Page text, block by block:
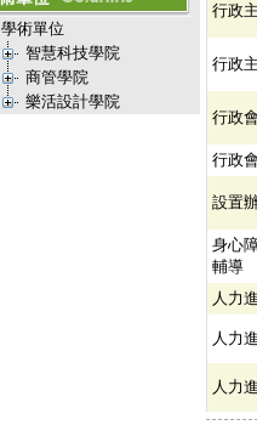
學術單位
智慧科技學院
商管學院
樂活設計學院
行政
行政
行政
行政
設置
身心
輔導
人力
人力
人力